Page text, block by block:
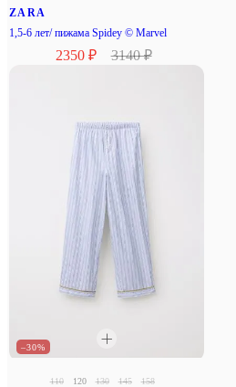
ZARA
1,5-6 лет/ пижама Spidey © Marvel
2350 ₽ 3140 ₽
–30%
110 120 130 145 158